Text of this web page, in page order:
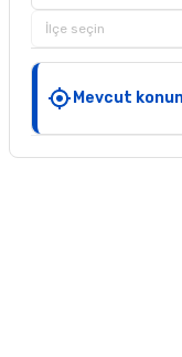
İlçe seçin
Mevcut